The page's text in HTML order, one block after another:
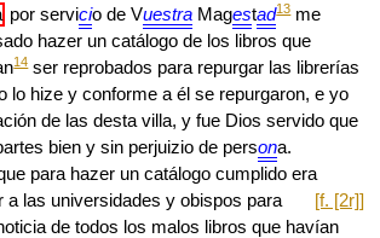
por servicio de Vuestra Magestad13me
hazer un catálogo de los libros que
14ser reprobados para repurgar las librerías
lo hize y conforme a él se repurgaron, e yo
de las desta villa, y fue Dios servido que
bien y sin perjuizio de persona.
para hazer un catálogo cumplido era
a las universidades y obispos
[f. [2r]]
para
de todos los malos libros que havían